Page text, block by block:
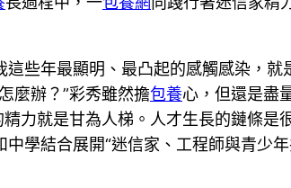
些年最顯明、最凸起的感觸感染，
麼辦？”彩秀雖然擔包養心，但還是盡
力就是甘為人梯。人才生長的鏈條
學結合展開“迷信家、工程師與青少